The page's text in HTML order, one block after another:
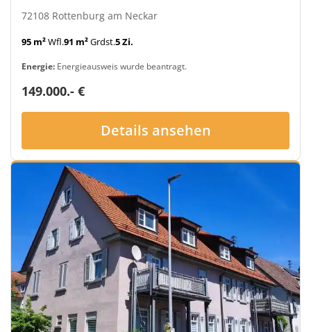
72108 Rottenburg am Neckar
95 m²Wfl.91 m²Grdst.5 Zi.
Energie: Energieausweis wurde beantragt.
149.000.- €
Details ansehen